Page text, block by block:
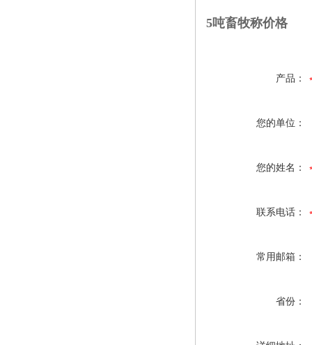
5吨畜牧称价格
产品：
您的单位：
您的姓名：
联系电话：
常用邮箱：
省份：